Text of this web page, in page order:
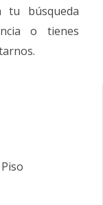
tu búsqueda
o tienes